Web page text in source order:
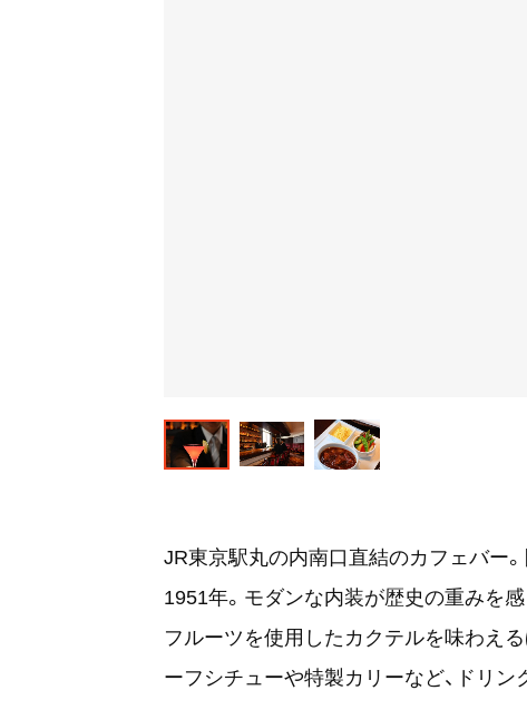
JR東京駅丸の内南口直結のカフェバー
1951年。モダンな内装が歴史の重みを
フルーツを使用したカクテルを味わえ
ーフシチューや特製カリーなど、ドリン